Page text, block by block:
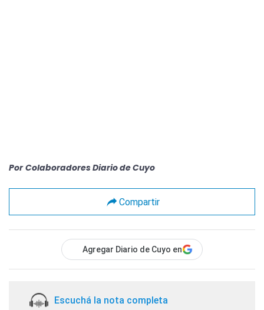
Por Colaboradores Diario de Cuyo
Compartir
Agregar Diario de Cuyo en
Escuchá la nota completa